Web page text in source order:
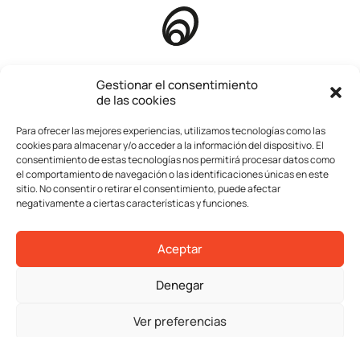
Gestionar el consentimiento
de las cookies
Para ofrecer las mejores experiencias, utilizamos tecnologías como las
cookies para almacenar y/o acceder a la información del dispositivo. El
consentimiento de estas tecnologías nos permitirá procesar datos como
el comportamiento de navegación o las identificaciones únicas en este
sitio. No consentir o retirar el consentimiento, puede afectar
negativamente a ciertas características y funciones.
Aceptar
Denegar
Ver preferencias
Aviso legal
Política de privacidad
Política de cookies
Inicio
Compañía
Servicios
Operaciones
Contacta